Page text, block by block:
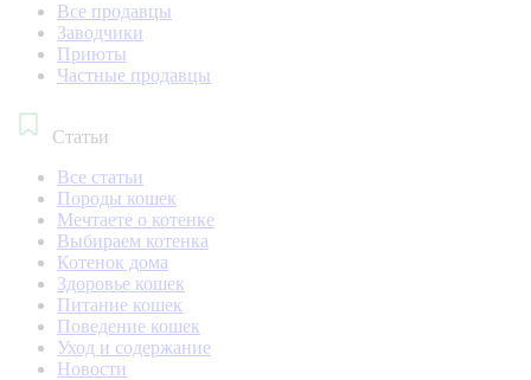
Все продавцы
Заводчики
Приюты
Частные продавцы
Статьи
Все статьи
Породы кошек
Мечтаете о котенке
Выбираем котенка
Котенок дома
Здоровье кошек
Питание кошек
Поведение кошек
Уход и содержание
Новости